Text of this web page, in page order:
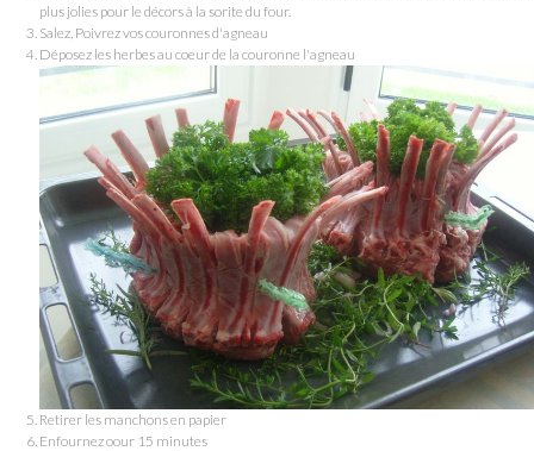
plus jolies pour le décors à la sorite du four.
Salez, Poivrez vos couronnes d'agneau
Déposez les herbes au coeur de la couronne l'agneau
Retirer les manchons en papier
Enfournez oour 15 minutes